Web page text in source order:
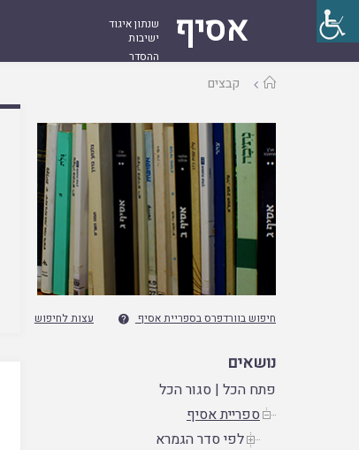
אסיף
שנתון איגוד
ישיבות
ההסדר
עמודקבצים
חיפוש בוורדפרס בספריית אסיף  עצות לחיפוש
נושאים
פתח הכל |סגור הכל
ספריית אסיף
לפי סדר הגמרא